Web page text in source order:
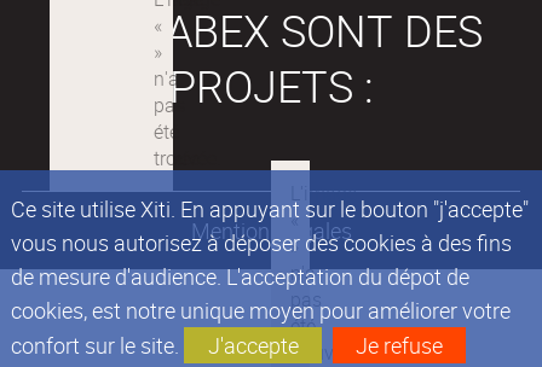
Ce site utilise Xiti. En appuyant sur le bouton "j'accepte"
vous nous autorisez à déposer des cookies à des fins
de mesure d'audience. L'acceptation du dépot de
cookies, est notre unique moyen pour améliorer votre
confort sur le site.
J'accepte Je refuse
LES LABEX SONT DES
PROJETS :
Mentions légales